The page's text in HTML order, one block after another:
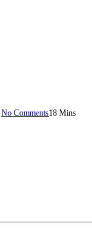
No Comments18 Mins